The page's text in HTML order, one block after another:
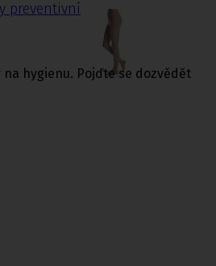
preventivní
hygienu. Pojďte se dozvědět